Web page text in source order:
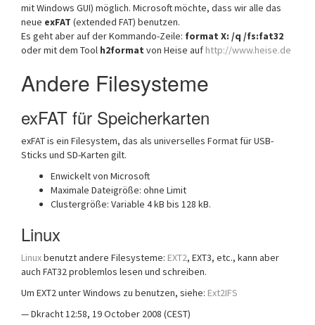
mit Windows GUI) möglich. Microsoft möchte, dass wir alle das
neue exFAT (extended FAT) benutzen.
Es geht aber auf der Kommando-Zeile: format X: /q /fs:fat32
oder mit dem Tool h2format von Heise auf http://www.heise.de
Andere Filesysteme
exFAT für Speicherkarten
exFAT is ein Filesystem, das als universelles Format für USB-
Sticks und SD-Karten gilt.
Enwickelt von Microsoft
Maximale Dateigröße: ohne Limit
Clustergröße: Variable 4 kB bis 128 kB.
Linux
Linuxbenutzt andere Filesysteme: EXT2, EXT3, etc., kann aber
auch FAT32 problemlos lesen und schreiben.
Um EXT2 unter Windows zu benutzen, siehe: Ext2IFS
— Dkracht 12:58, 19 October 2008 (CEST)